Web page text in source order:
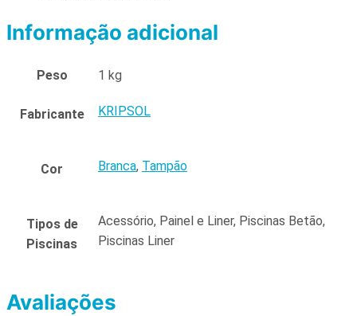
Informação adicional
Peso 1 kg
Fabricante KRIPSOL
Cor Branca, Tampão
Tipos de
Piscinas
Acessório, Painel e Liner, Piscinas Betão,
Piscinas Liner
Avaliações